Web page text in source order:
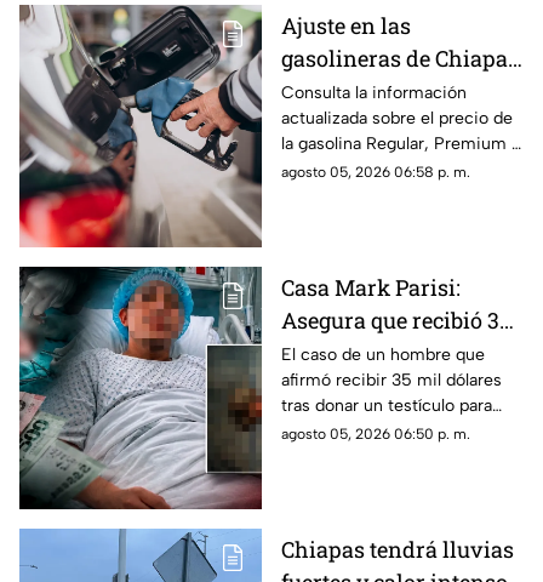
Ajuste en las
gasolineras de Chiapas:
Precio de la Magna,
Premium y Diésel este
jueves 6 de agosto
Consulta la información
actualizada sobre el precio de
la gasolina Regular, Premium y
Diésel en las estaciones de
agosto 05, 2026 06:58 p. m.
Casa Mark Parisi:
Asegura que recibió 35
mil dólares por donar
un t3stícul0
El caso de un hombre que
afirmó recibir 35 mil dólares
tras donar un testículo para
investigación científica volvió
agosto 05, 2026 06:50 p. m.
Chiapas tendrá lluvias